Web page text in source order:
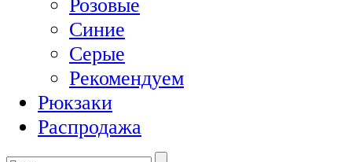
Розовые
Синие
Серые
Рекомендуем
Рюкзаки
Распродажа